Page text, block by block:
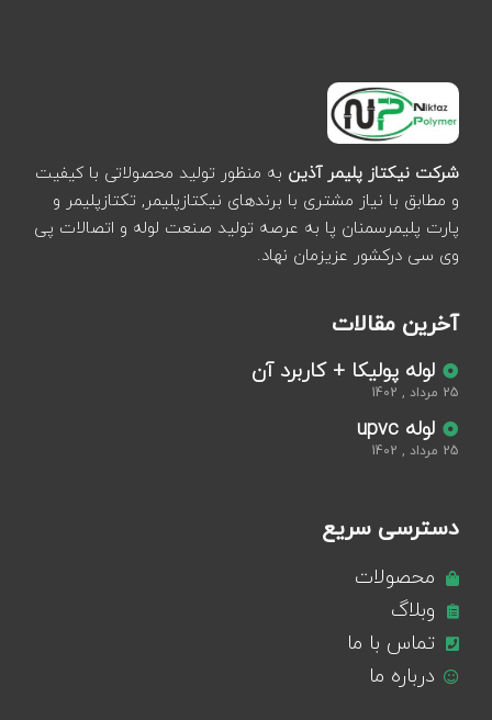
شرکت نیکتاز پلیمر آذین به منظور تولید محصولاتی با کیفیت
و مطابق با نیاز مشتری با برندهای نیکتازپلیمر, تکتازپلیمر و
پارت پلیمرسمنان پا به عرصه تولید صنعت لوله و اتصالات پی
وی سی درکشور عزیزمان نهاد.
آخرین مقالات
لوله پولیکا + کاربرد آن
25 مرداد , 1402
لوله upvc
25 مرداد , 1402
دسترسی سریع
محصولات
وبلاگ
تماس با ما
درباره ما